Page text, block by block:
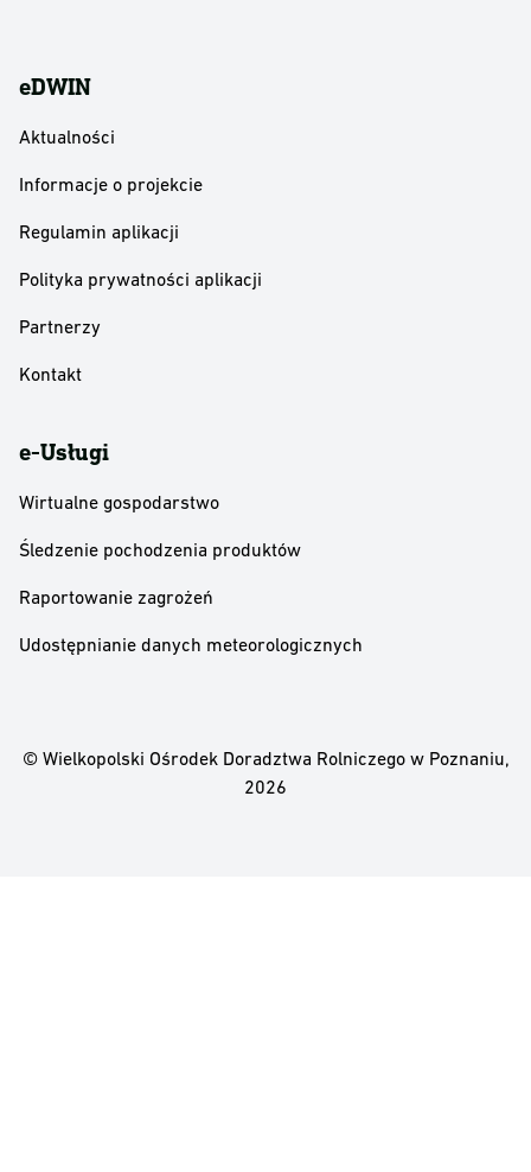
eDWIN
Aktualności
Informacje o projekcie
Regulamin aplikacji
Polityka prywatności aplikacji
Partnerzy
Kontakt
e-Usługi
Wirtualne gospodarstwo
Śledzenie pochodzenia produktów
Raportowanie zagrożeń
Udostępnianie danych meteorologicznych
© Wielkopolski Ośrodek Doradztwa Rolniczego w Poznaniu,
2026